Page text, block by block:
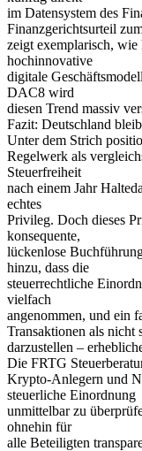
im Datensystem des
Finanzgerichtsurteil
zeigt exemplarisch,
hochinnovative
digitale
DAC8 wird
diesen Trend massiv
Fazit: Deutschland
Unter dem Strich
Regelwerk als
Steuerfreiheit
nach einem Jahr
echtes
Privileg. Doch dieses
konsequente,
lückenlose
hinzu, dass die
steuerrechtliche
vielfach
angenommen, und ein
Transaktionen als nicht
darzustellen –
Die FRTG
Krypto-Anlegern und
steuerliche Einordnung
unmittelbar zu
ohnehin für
alle Beteiligten